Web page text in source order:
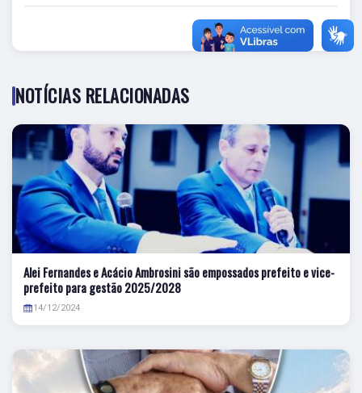
NOTÍCIAS RELACIONADAS
Alei Fernandes e Acácio Ambrosini são empossados prefeito e vice-
prefeito para gestão 2025/2028
14/12/2024